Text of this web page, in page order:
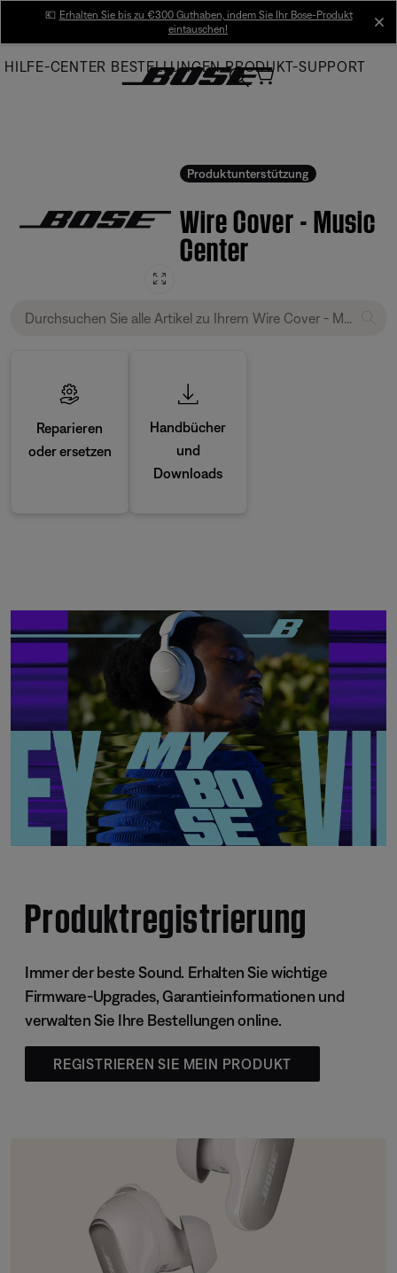
Main
💶 Erhalten Sie bis zu €300 Guthaben, indem Sie Ihr Bose-Produkt
eintauschen!
HILFE-CENTER BESTELLUNGEN PRODUKT-SUPPORT
Produktunterstützung
Wire Cover - Music
Center
Reparieren
oder ersetzen
Handbücher
und
Downloads
Produktregistrierung
Immer der beste Sound. Erhalten Sie wichtige
Firmware-Upgrades, Garantieinformationen und
verwalten Sie Ihre Bestellungen online.
REGISTRIEREN SIE MEIN PRODUKT